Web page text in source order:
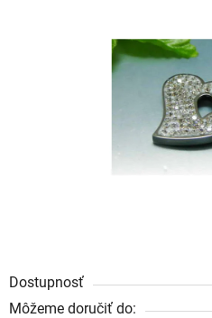
Dostupnosť
Môžeme doručiť do: